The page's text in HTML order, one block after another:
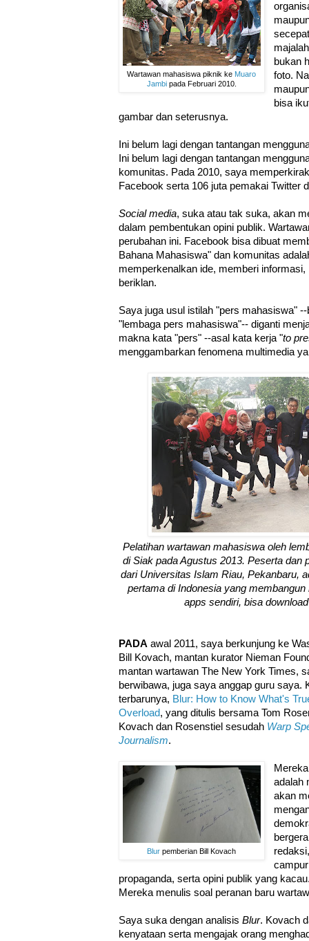
Wartawan mahasiswa piknik ke Muaro
Jambi pada Februari 2010.
bukan
foto.
bisa
gambar dan seterusnya.
Ini belum lagi dengan tantangan
Ini belum lagi dengan tantangan
komunitas. Pada 2010, saya
Facebook serta 106 juta pemakai Twitter
Social media, suka atau tak suka, akan
dalam pembentukan opini publik.
perubahan ini. Facebook bisa dibuat
Bahana Mahasiswa" dan komunitas
memperkenalkan ide, memberi
beriklan.
Saya juga usul istilah "pers mahasiswa"
"lembaga pers mahasiswa"-- diganti
makna kata "pers" --asal kata kerja "to
menggambarkan fenomena multimedia
Pelatihan wartawan mahasiswa oleh
di Siak pada Agustus 2013. Peserta dan
dari Universitas Islam Riau, Pekanbaru,
pertama di Indonesia yang
apps sendiri, bisa
PADA awal 2011, saya berkunjung ke
Bill Kovach, mantan kurator Nieman
mantan wartawan The New York Times,
berwibawa, juga saya anggap guru saya.
terbarunya, Blur: How to Know What's
Overload, yang ditulis bersama Tom
Kovach dan Rosenstiel sesudah Warp
Journalism.
Blur pemberian Bill Kovach
adalah
akan
propaganda, serta opini publik yang
Mereka menulis soal peranan baru
Saya suka dengan analisis Blur. Kovach
kenyataan serta mengajak orang